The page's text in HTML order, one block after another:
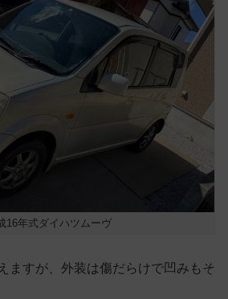
16年式ダイハツムーヴ
ますが、外装は傷だらけで凹みもそ